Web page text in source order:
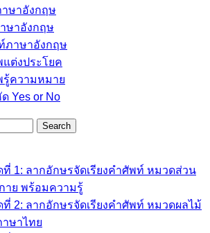
ษาอังกฤษ
ษาอังกฤษ
ภาษาอังกฤษ
ต่งประโยค
ความหมาย
Yes or No
ที่ 1: ลากอักษรจัดเรียงคำศัพท์ หมวดส่วน
าย พร้อมความรู้
ที่ 2: ลากอักษรจัดเรียงคำศัพท์ หมวดผลไม้
ษาไทย